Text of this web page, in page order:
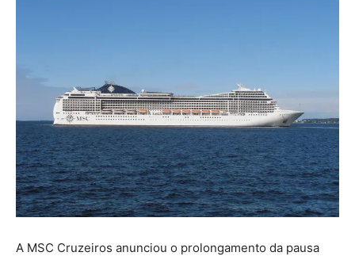
A MSC Cruzeiros anunciou o prolongamento da pausa